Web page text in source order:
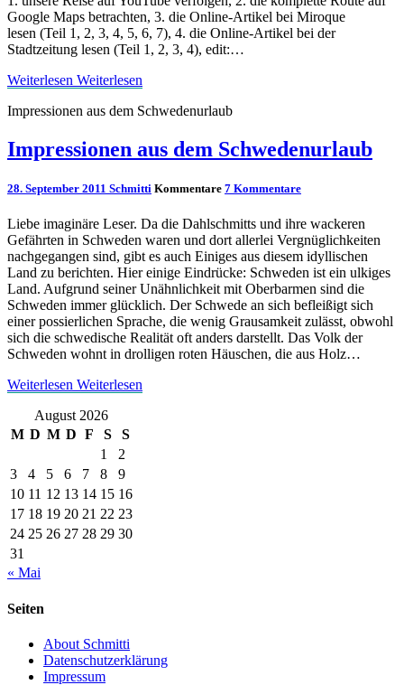
Google Maps betrachten, 3. die Online-Artikel bei Miroque
lesen (Teil 1, 2, 3, 4, 5, 6, 7), 4. die Online-Artikel bei der
Stadtzeitung lesen (Teil 1, 2, 3, 4), edit:…
Weiterlesen Weiterlesen
Impressionen aus dem Schwedenurlaub
Impressionen aus dem Schwedenurlaub
28. September 2011 Schmitti Kommentare 7 Kommentare
Liebe imaginäre Leser. Da die Dahlschmitts und ihre wackeren
Gefährten in Schweden waren und dort allerlei Vergnüglichkeiten
nachgegangen sind, gibt es auch Einiges aus diesem idyllischen
Land zu berichten. Hier einige Eindrücke: Schweden ist ein ulkiges
Land. Aufgrund seiner Unähnlichkeit mit Oberbarmen sind die
Schweden immer glücklich. Der Schwede an sich befleißigt sich
einer possierlichen Sprache, die wenig Grausamkeit zulässt, obwohl
sich die schwedische Realität oft anders darstellt. Das Volk der
Schweden wohnt in drolligen roten Häuschen, die aus Holz…
Weiterlesen Weiterlesen
August 2026
M D M D F S
S
1
2
3
4 5 6 7 8
9
10 11 12 13 14 15 16
17 18 19 20 21 22 23
24 25 26 27 28 29 30
31
« Mai
Seiten
About Schmitti
Datenschutzerklärung
Impressum